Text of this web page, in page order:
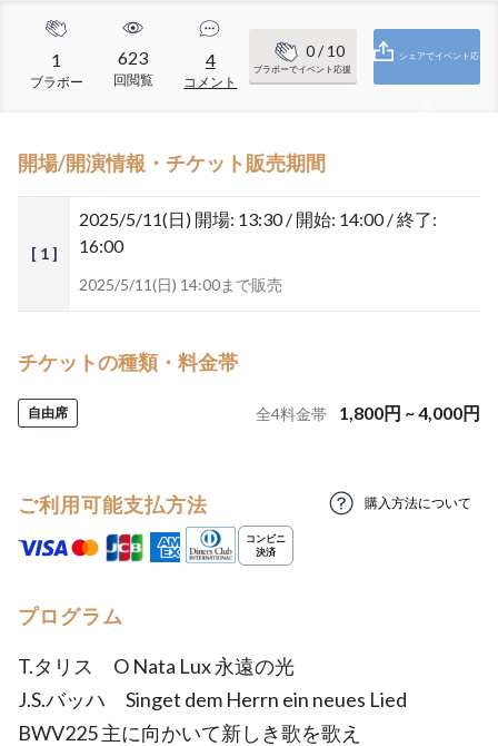
1
ブラボー
623
回閲覧
4
コメント
0/ 10
ブラボーでイベント応援
シェアでイベント応
開場/開演情報・チケット販売期間
[ 1 ]
2025/5/11(日) 開場: 13:30 / 開始: 14:00 / 終了:
16:00
2025/5/11(日) 14:00まで販売
チケットの種類・料金帯
自由席 全4料金帯 1,800円 ~4,000円
ご利用可能支払方法 購入方法について
プログラム
T.タリス O Nata Lux 永遠の光
J.S.バッハ Singet dem Herrn ein neues Lied
BWV225 主に向かいて新しき歌を歌え